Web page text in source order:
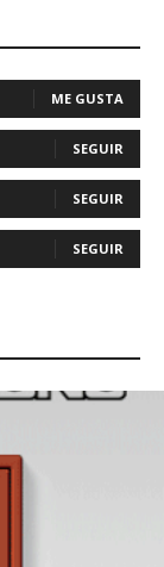
ME GUSTA
SEGUIR
SEGUIR
SEGUIR